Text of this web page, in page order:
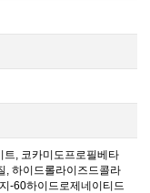
트, 코카미도프로필베타
, 하이드롤라이즈드콜라
-60하이드로제네이티드